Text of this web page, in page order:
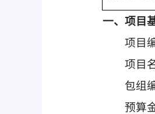
一、项目
项目
项目
包组
预算